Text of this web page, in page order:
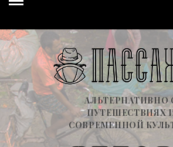
АЛЬТЕРНАТИВНО
ПУТЕШЕСТВИЯХ
СОВРЕМЕННОЙ